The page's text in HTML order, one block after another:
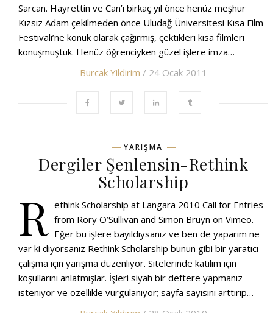
Sarcan. Hayrettin ve Can’ı birkaç yıl önce henüz meşhur
Kızsız Adam çekilmeden önce Uludağ Üniversitesi Kısa Film
Festivali’ne konuk olarak çağırmış, çektikleri kısa filmleri
konuşmuştuk. Henüz öğrenciyken güzel işlere imza…
Burcak Yildirim / 24 Ocak 2011
YARIŞMA
Dergiler Şenlensin-Rethink
Scholarship
R ethink Scholarship at Langara 2010 Call for Entries
from Rory O’Sullivan and Simon Bruyn on Vimeo.
Eğer bu işlere bayıldıysanız ve ben de yaparım ne
var ki diyorsanız Rethink Scholarship bunun gibi bir yaratıcı
çalışma için yarışma düzenliyor. Sitelerinde katılım için
koşullarını anlatmışlar. İşleri siyah bir deftere yapmanız
isteniyor ve özellikle vurgulanıyor; sayfa sayısını arttırıp…